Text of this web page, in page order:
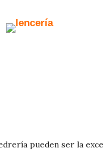
pueden ser la